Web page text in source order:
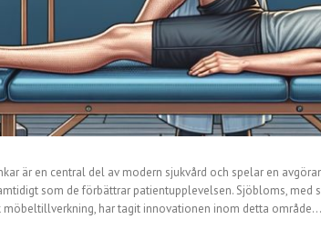
är en central del av modern sjukvård och spelar en
som de förbättrar patientupplevelsen. Sjöbloms, med
möbeltillverkning, har tagit innovationen inom detta område…